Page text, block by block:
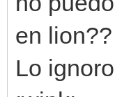
en lion??
Lo